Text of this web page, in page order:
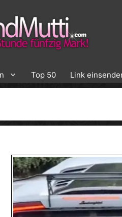
Top 50 Link